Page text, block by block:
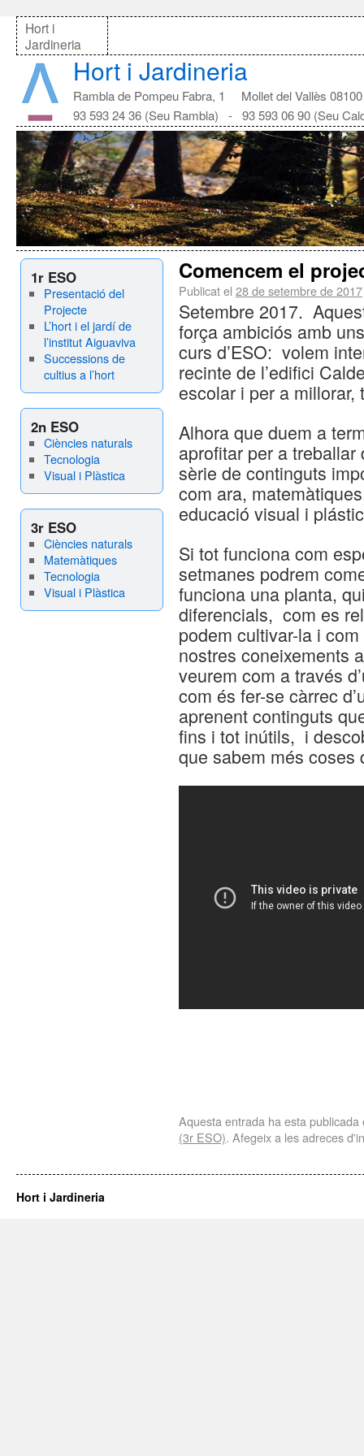
Hort i
Jardineria
Hort i Jardineria
Rambla de Pompeu Fabra, 1 Mollet del Vallès 08100
93 593 24 36 (Seu Rambla) - 93 593 06 90 (Seu
1r ESO
Presentació del
Projecte
L’hort i el jardí de
l’institut Aiguaviva
Successions de
cultius a l’hort
2n ESO
Ciències naturals
Tecnologia
Visual i Plàstica
3r ESO
Ciències naturals
Matemàtiques
Tecnologia
Visual i Plàstica
Comencem el
Publicat el 28 de setembre de 2017
Setembre 2017.
força ambiciós amb
curs d’ESO: volem
recinte de l’edifici
escolar i per a
Alhora que duem a
aprofitar per a
sèrie de continguts
com ara,
educació visual i
Si tot funciona com
setmanes podrem
funciona una planta,
diferencials, com es
podem cultivar-la i
nostres coneixements
veurem com a través
com és fer-se càrrec
aprenent continguts
fins i tot inútils, i
que sabem més coses
Aquesta entrada ha esta
(3r ESO). Afegeix a les adreces
Hort i Jardineria